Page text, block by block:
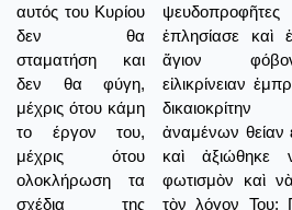
αυτός του Κυρίου
δεν θα
σταματήση και
δεν θα φύγη,
μέχρις ότου κάμη
το έργον του,
μέχρις ότου
ολοκλήρωση τα
σχέδια της
ἐπλησίασε καὶ
ἅγιον
εἰλικρίνειαν
ἀναμένων θείαν
καὶ ἀξιώθηκε
φωτισμὸν καὶ
τὸν λόγον Του;